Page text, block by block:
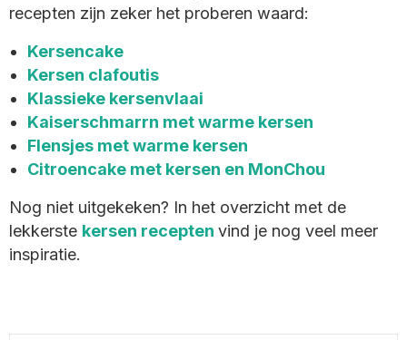
recepten zijn zeker het proberen waard:
Kersencake
Kersen clafoutis
Klassieke kersenvlaai
Kaiserschmarrn met warme kersen
Flensjes met warme kersen
Citroencake met kersen en MonChou
Nog niet uitgekeken? In het overzicht met de
lekkerste kersen recepten vind je nog veel meer
inspiratie.